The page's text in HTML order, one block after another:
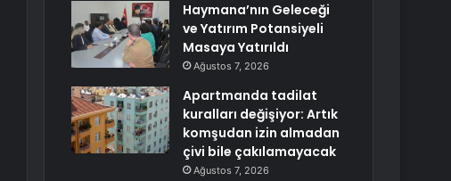
Haymana’nın Geleceği
ve Yatırım Potansiyeli
Masaya Yatırıldı
Ağustos 7, 2026
Apartmanda tadilat
kuralları değişiyor: Artık
komşudan izin almadan
çivi bile çakılamayacak
Ağustos 7, 2026